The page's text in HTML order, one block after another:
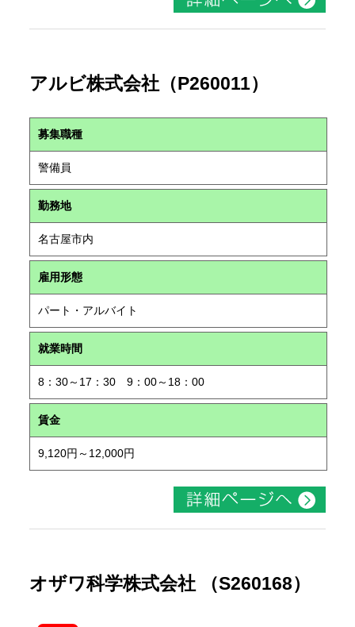
アルビ株式会社（P260011）
募集職種
警備員
勤務地
名古屋市内
雇用形態
パート・アルバイト
就業時間
8：30～17：30 9：00～18：00
賃金
9,120円～12,000円
オザワ科学株式会社 （S260168）